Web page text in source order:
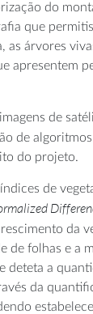
do
que
as árvores
apresentem
de
de algoritmos
do projeto.
de
da
de folhas e a
deteta a
da